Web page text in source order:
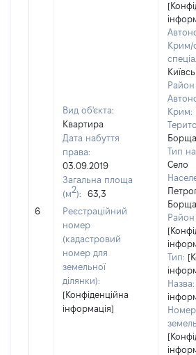
6
Вид об'єкта:
Квартира
Дата набуття
права:
03.09.2019
Загальна площа
(м2):
63,3
Реєстраційний
номер
(кадастровий
номер для
земельної
ділянки):
[Конфіденційна
інформація]
Крим/
Район
Крим:
Тип
Село
Район
Тип:
Назва: